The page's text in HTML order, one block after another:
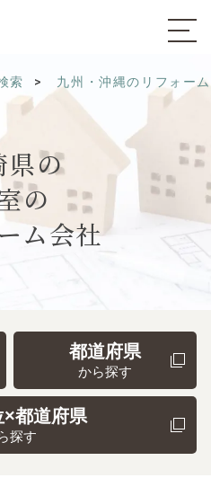
索 九州・沖縄のリフォー
県の
の
ム会社
都道府県
から探す
×都道府県
探す